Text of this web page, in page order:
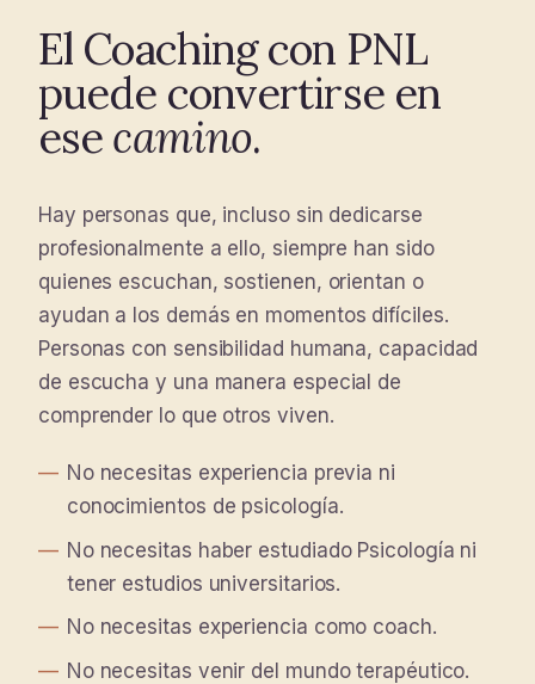
El Coaching con PNL
puede convertirse en
esecamino.
Hay personas que, incluso sin dedicarse
profesionalmente a ello, siempre han sido
quienes escuchan, sostienen, orientan o
ayudan a los demás en momentos difíciles.
Personas con sensibilidad humana, capacidad
de escucha y una manera especial de
comprender lo que otros viven.
No necesitas experiencia previa ni
conocimientos de psicología.
No necesitas haber estudiado Psicología ni
tener estudios universitarios.
No necesitas experiencia como coach.
No necesitas venir del mundo terapéutico.